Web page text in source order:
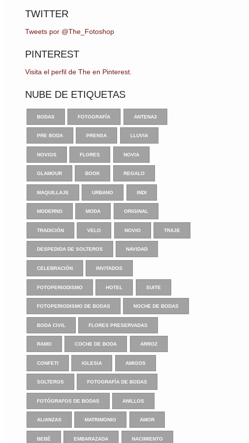
TWITTER
Tweets por @The_Fotoshop
PINTEREST
Visita el perfil de The en Pinterest.
NUBE DE ETIQUETAS
BODAS FOTOGRAFÍA ANTENA3
PRE BODA PRENSA LLUVIA
NOVIOS FLORES NOVIA
GLAMOUR BOOK REGALO
MAQUILLAJE URBANO INDI
MODERNO MODA ORIGINAL
TRADICIÓN VELO NOVIO TRAJE
DESPEDIDA DE SOLTEROS NAVIDAD
CELEBRACIÓN INVITADOS
FOTOPERIODISMO HOTEL SUITE
FOTOPERIODISMO DE BODAS NOCHE DE BODAS
BODA CIVIL FLORES PRESERVADAS
RAMO COCHE DE BODA ARROZ
CONFETI IGLESIA AMIGOS
SOLTEROS FOTOGRAFÍA DE BODAS
FOTÓGRAFOS DE BODAS ANILLOS
ALIANZAS MATRIMONIO AMOR
BEBÉ EMBARAZADA NACIMIENTO